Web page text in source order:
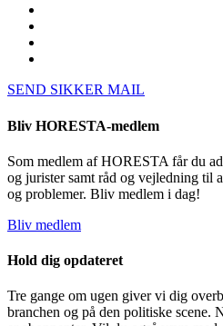
SEND SIKKER MAIL
Bliv HORESTA-medlem
Som medlem af HORESTA får du
og jurister samt råd og vejledning til
og problemer. Bliv medlem i dag!
Bliv medlem
Hold dig opdateret
Tre gange om ugen giver vi dig
branchen og på den politiske scene.